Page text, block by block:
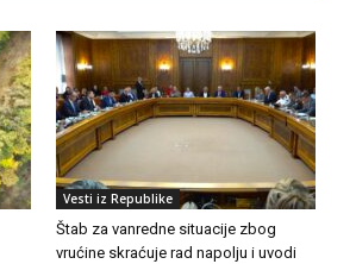
Vesti iz Republike
Štab za vanredne situacije zbog
vrućine skraćuje rad napolju i uvodi